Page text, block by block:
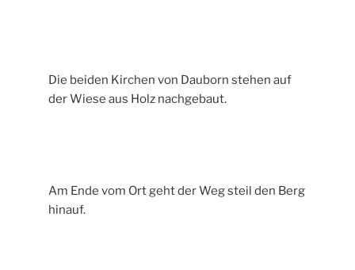
Die beiden Kirchen von Dauborn stehen auf
der Wiese aus Holz nachgebaut.
Am Ende vom Ort geht der Weg steil den Berg
hinauf.